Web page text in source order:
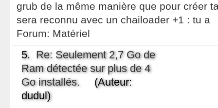
grub de la même manière que pour créer
sera reconnu avec un chailoader +1 : tu a
Forum: Matériel
5. Re: Seulement 2,7 Go de
Ram détectée sur plus de 4
Go installés. (Auteur:
dudul)